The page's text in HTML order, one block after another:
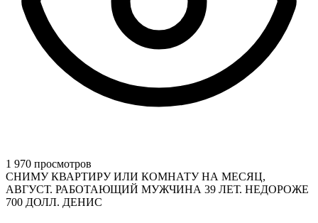
1 970 просмотров
СНИМУ КВАРТИРУ ИЛИ КОМНАТУ НА МЕСЯЦ,
АВГУСТ. РАБОТАЮЩИЙ МУЖЧИНА 39 ЛЕТ. НЕДОРОЖЕ
700 ДОЛЛ. ДЕНИС